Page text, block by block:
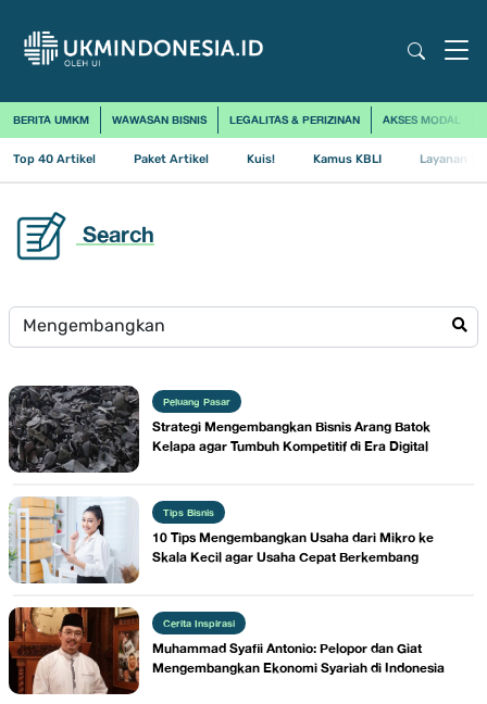
BERITA UMKM WAWASAN BISNIS LEGALITAS & PERIZINAN AKSES MODAL
Top 40 Artikel Paket Artikel Kuis! Kamus KBLI Layanan
Search
Peluang Pasar
Strategi Mengembangkan Bisnis Arang Batok
Kelapa agar Tumbuh Kompetitif di Era Digital
Tips Bisnis
10 Tips Mengembangkan Usaha dari Mikro ke
Skala Kecil agar Usaha Cepat Berkembang
Cerita Inspirasi
Muhammad Syafii Antonio: Pelopor dan Giat
Mengembangkan Ekonomi Syariah di Indonesia